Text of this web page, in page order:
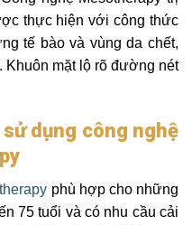
thực hiện với công thức
tế bào và vùng da chết,
Khuôn mặt lộ rõ đường nét
dụng công nghệ
phù hợp cho những
75 tuổi và có nhu cầu cải